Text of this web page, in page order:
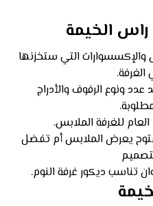
الخيمة
التي ستخزنها
ونوع الرفوف والأدراج
للغرفة الملابس.
يعرض الملابس أم تفضل
تناسب ديكور غرفة النوم.